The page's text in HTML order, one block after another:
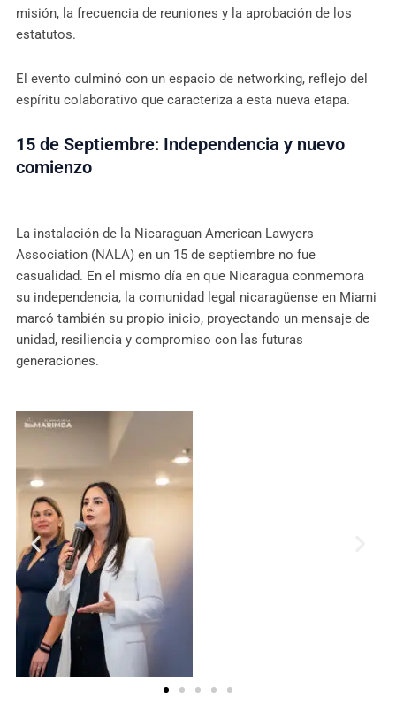
misión, la frecuencia de reuniones y la aprobación de los
estatutos.
El evento culminó con un espacio de networking, reflejo del
espíritu colaborativo que caracteriza a esta nueva etapa.
15 de Septiembre: Independencia y nuevo
comienzo
La instalación de la Nicaraguan American Lawyers
Association (NALA) en un 15 de septiembre no fue
casualidad. En el mismo día en que Nicaragua conmemora
su independencia, la comunidad legal nicaragüense en Miami
marcó también su propio inicio, proyectando un mensaje de
unidad, resiliencia y compromiso con las futuras
generaciones.